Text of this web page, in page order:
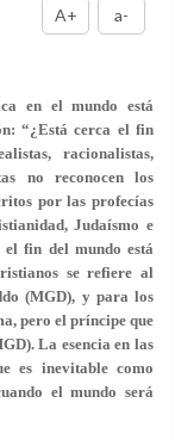
A+ a-
en el mundo está
“¿Está cerca el fin
racionalistas,
no reconocen los
por las profecías
Judaísmo e
el fin del mundo está
se refiere al
(MGD), y para los
pero el príncipe que
La esencia en las
es inevitable como
el mundo será